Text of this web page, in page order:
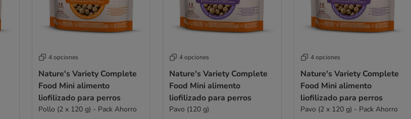
4 opciones
Nature's Variety Complete
Food Mini alimento
liofilizado para perros
Pollo (2 x 120 g) - Pack Ahorro
4 opciones
Nature's Variety Complete
Food Mini alimento
liofilizado para perros
Pavo (120 g)
4 opciones
Nature's Variety Complete
Food Mini alimento
liofilizado para perros
Pavo (2 x 120 g) - Pack Ahorro